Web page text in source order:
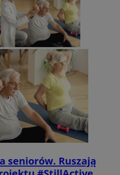
seniorów. Ruszają